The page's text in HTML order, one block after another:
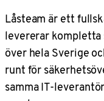
Låsteam är ett
levererar
över hela Sverige
runt för
samma IT-